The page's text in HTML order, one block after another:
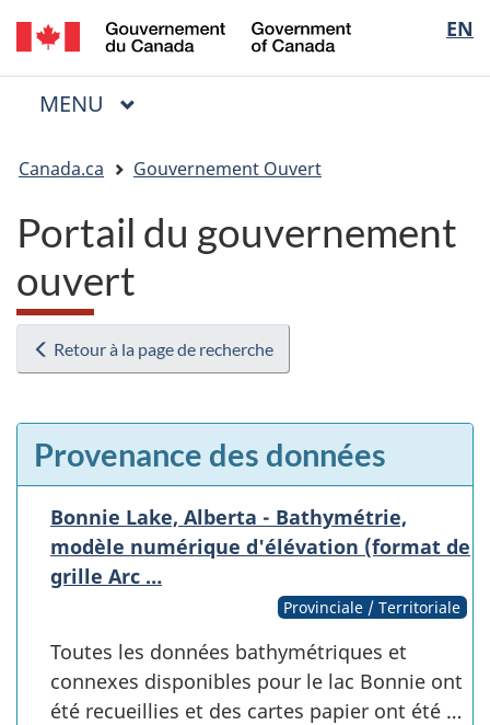
Passer
au
contenu
Passer
à
« Au
Passer
à
la
EN
of
Menu
MENU PRINCIPAL
êtes
ici
Canada.ca Gouvernement Ouvert
Portail du gouvernement
ouvert
Retour à la page de recherche
Provenance des données
Bonnie Lake, Alberta - Bathymétrie,
modèle numérique d'élévation (format de
grille Arc …
Provinciale / Territoriale
Toutes les données bathymétriques et
connexes disponibles pour le lac Bonnie ont
été recueillies et des cartes papier ont été …